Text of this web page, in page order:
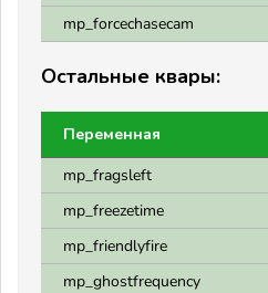
mp_forcechasecam
Остальные квары:
Переменная
mp_fragsleft
mp_freezetime
mp_friendlyfire
mp_ghostfrequency